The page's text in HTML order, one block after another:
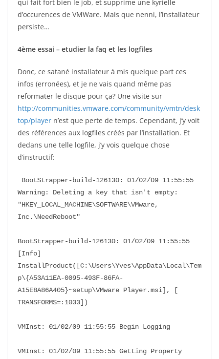
qui fait fort bien le job, et supprime une kyrielle
d’occurences de VMWare. Mais que nenni, l’installateur
persiste…
4ème essai – etudier la faq et les logfiles
Donc, ce satané installateur à mis quelque part ces
infos (erronées), et je ne vais quand même pas
reformater le disque pour ça? Une visite sur
http://communities.vmware.com/community/vmtn/desk
top/player n’est que perte de temps. Cependant, j’y voit
des références aux logfiles créés par l’installation. Et
dedans une telle logfile, j’y vois quelque chose
d’instructif:
Warning: Deleting a key that isn't empty:
"HKEY_LOCAL_MACHINE\SOFTWARE\VMware,
Inc.\NeedReboot"
BootStrapper-build-126130: 01/02/09 11:55:55
[Info]
InstallProduct([C:\Users\Yves\AppData\Local\Tem
p\{A53A11EA-0095-493F-86FA-
A15E8A86A405}~setup\VMware Player.msi], [
TRANSFORMS=:1033])
VMInst: 01/02/09 11:55:55 Begin Logging
VMInst: 01/02/09 11:55:55 Getting Property